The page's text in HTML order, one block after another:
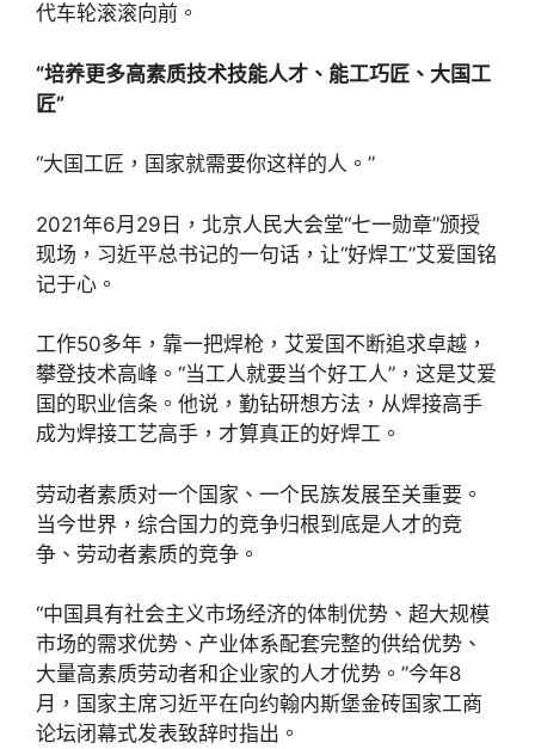
代车轮滚滚向前。
“培养更多高素质技术技能人才、能工巧匠、大国工
匠”
“大国工匠，国家就需要你这样的人。”
2021年6月29日，北京人民大会堂“七一勋章”颁授
现场，习近平总书记的一句话，让“好焊工”艾爱国铭
记于心。
工作50多年，靠一把焊枪，艾爱国不断追求卓越，
攀登技术高峰。“当工人就要当个好工人”，这是艾爱
国的职业信条。他说，勤钻研想方法，从焊接高手
成为焊接工艺高手，才算真正的好焊工。
劳动者素质对一个国家、一个民族发展至关重要。
当今世界，综合国力的竞争归根到底是人才的竞
争、劳动者素质的竞争。
“中国具有社会主义市场经济的体制优势、超大规模
市场的需求优势、产业体系配套完整的供给优势、
大量高素质劳动者和企业家的人才优势。”今年8
月，国家主席习近平在向约翰内斯堡金砖国家工商
论坛闭幕式发表致辞时指出。